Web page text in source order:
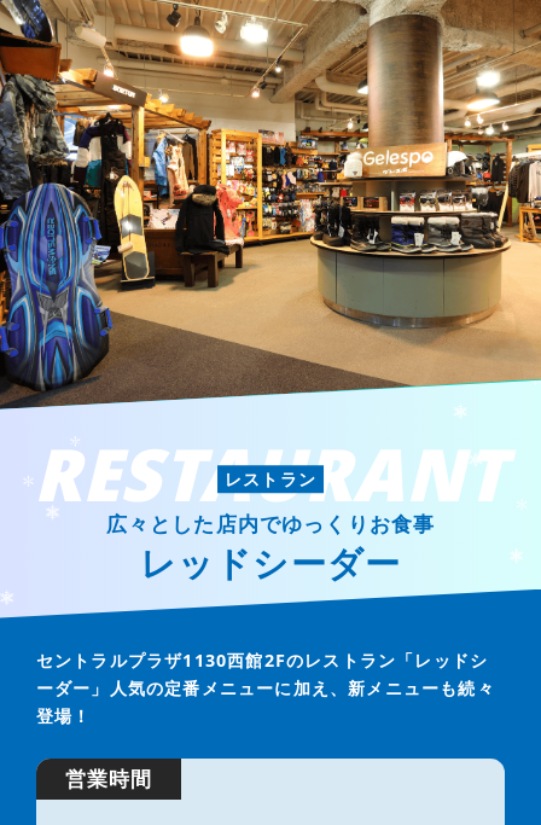
RESTAURANT
レストラン
広々とした店内でゆっくりお食事
レッドシーダー
セントラルプラザ1130西館2Fのレストラン「レッドシ
ーダー」 人気の定番メニューに加え、新メニューも続々
登場！
営業時間